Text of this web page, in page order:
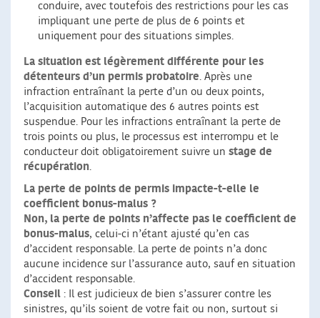
conduire, avec toutefois des restrictions pour les cas
impliquant une perte de plus de 6 points et
uniquement pour des situations simples.
La situation est légèrement différente pour les
détenteurs d’un permis probatoire. Après une
infraction entraînant la perte d’un ou deux points,
l’acquisition automatique des 6 autres points est
suspendue. Pour les infractions entraînant la perte de
trois points ou plus, le processus est interrompu et le
conducteur doit obligatoirement suivre un stage de
récupération.
La perte de points de permis impacte-t-elle le
coefficient bonus-malus ?
Non, la perte de points n’affecte pas le coefficient de
bonus-malus, celui-ci n’étant ajusté qu’en cas
d’accident responsable. La perte de points n’a donc
aucune incidence sur l’assurance auto, sauf en situation
d’accident responsable.
Conseil : Il est judicieux de bien s’assurer contre les
sinistres, qu’ils soient de votre fait ou non, surtout si